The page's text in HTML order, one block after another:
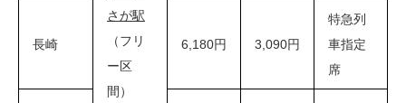
さが駅
（フリ
ー区
間）
長崎 6,180円 3,090円
特急列
車指定
席